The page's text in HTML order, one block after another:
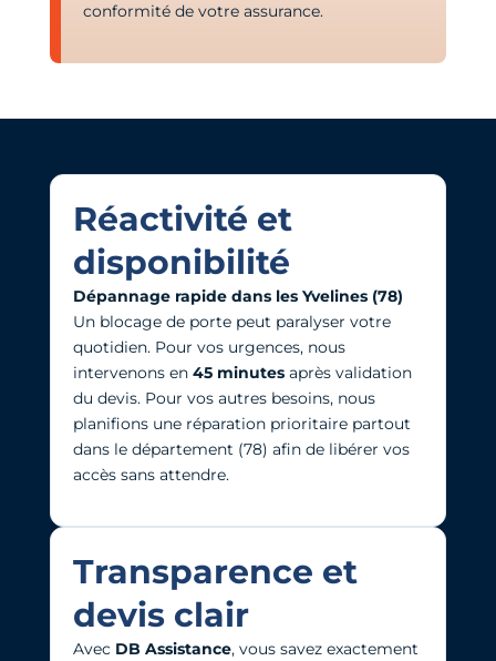
conformité de votre assurance.
Réactivité et
disponibilité
Dépannage rapide dans les Yvelines (78)
Un blocage de porte peut paralyser votre
quotidien. Pour vos urgences, nous
intervenons en 45 minutesaprès validation
du devis. Pour vos autres besoins, nous
planifions une réparation prioritaire partout
dans le département (78) afin de libérer vos
accès sans attendre.
Transparence et
devis clair
Avec DB Assistance, vous savez exactement